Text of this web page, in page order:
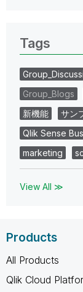
Tags
Group_Blogs
新機能
サン
Qlik Sense
marketing
View All ≫
Products
All Products
Qlik Cloud